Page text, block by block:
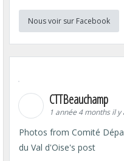
Nous voir sur Facebook
CTTBeauchamp
1 année 4 months il y
Photos from Comité
du Val d'Oise's post